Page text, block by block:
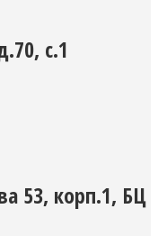
с.1
53, корп.1, БЦ